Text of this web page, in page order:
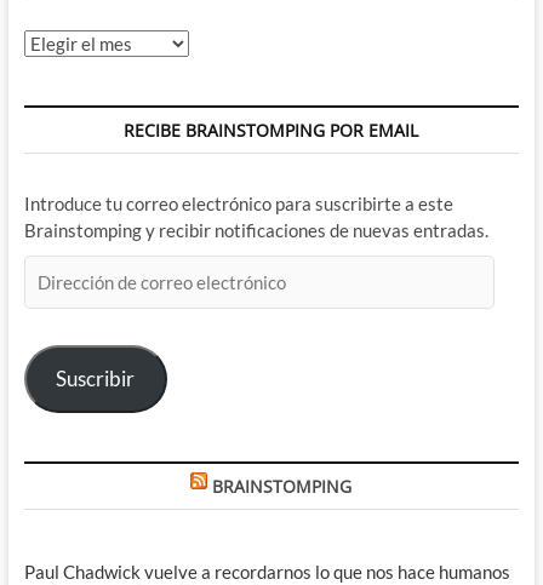
Archivos
RECIBE BRAINSTOMPING POR EMAIL
Introduce tu correo electrónico para suscribirte a este
Brainstomping y recibir notificaciones de nuevas entradas.
de
electrónico
Suscribir
BRAINSTOMPING
Paul Chadwick vuelve a recordarnos lo que nos hace humanos